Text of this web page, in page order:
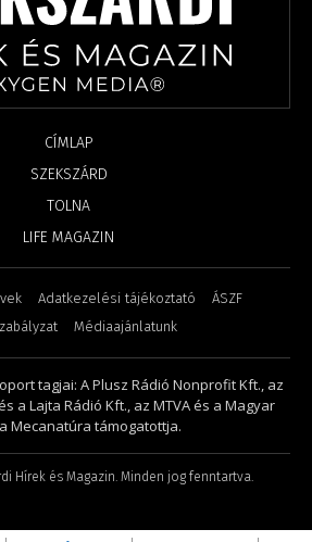
CÍMLAP
SZEKSZÁRD
TOLNA
LIFE MAGAZIN
Adatkezelési tájékoztató
ÁSZF
Médiaajánlatunk
tagjai: A Plusz Rádió Nonprofit Kft., az
a Lajta Rádió Kft., az MTVA és a Magyar
Mecanatúra támogatottja.
Hírek és Magazin. Minden jog fenntartva.